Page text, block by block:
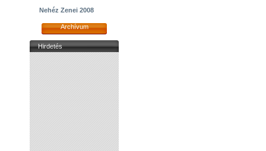
Nehéz Zenei 2008
Archívum
Hirdetés